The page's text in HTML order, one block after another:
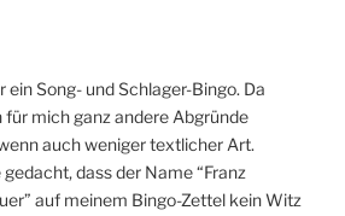
ein Song- und Schlager-Bingo. Da
für mich ganz andere Abgründe
auch weniger textlicher Art.
dass der Name “Franz
auf meinem Bingo-Zettel kein Witz